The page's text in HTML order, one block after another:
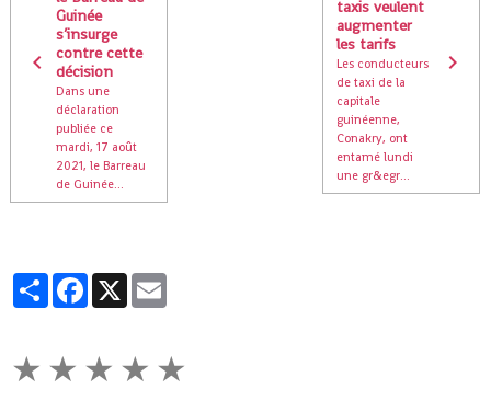
Guinée
s’insurge
contre cette
décision
Dans une
déclaration
publiée ce
mardi, 17 août
2021, le Barreau
de Guinée...
taxis veulent
augmenter
les tarifs
Les conducteurs
de taxi de la
capitale
guinéenne,
Conakry, ont
entamé lundi
une gr&egr...
PartagerFacebook
X
★ ★ ★ ★ ★